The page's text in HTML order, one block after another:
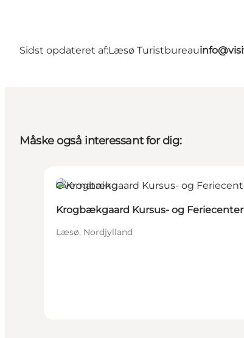
Sidst opdateret af:Læsø Turistbureau
Måske også interessant for dig:
Overnatning
Krogbækgaard Kursus- og
Læsø, Nordjylland